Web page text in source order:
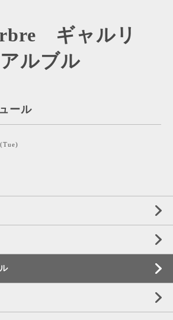
ギャルリ
アルブル
ール